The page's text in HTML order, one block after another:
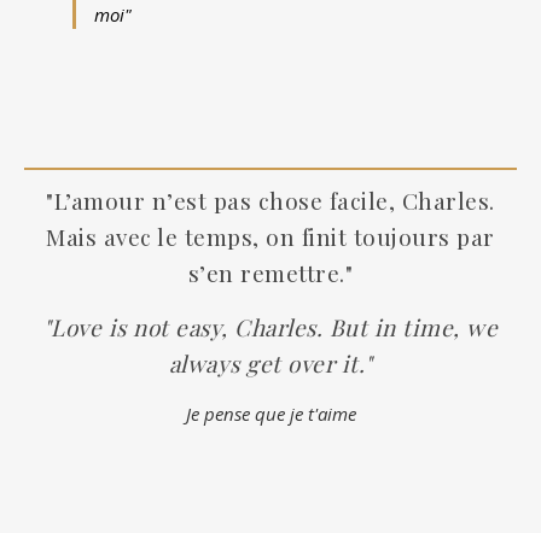
moi"
"L’amour n’est pas chose facile, Charles.
Mais avec le temps, on finit toujours par
s’en remettre."
"Love is not easy, Charles. But in time, we
always get over it."
Je pense que je t'aime